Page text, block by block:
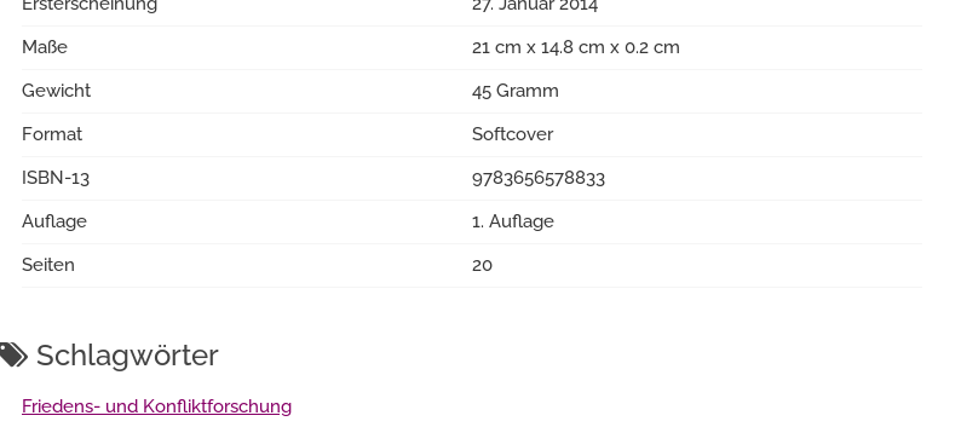
Maße
21 cm x 14.8 cm x 0.2 cm
Gewicht
45 Gramm
Format
Softcover
ISBN-13
9783656578833
Auflage
1. Auflage
Seiten
20
Schlagwörter
Friedens- und Konfliktforschung